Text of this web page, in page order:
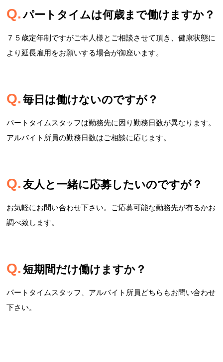
パートタイムは何歳まで働けますか？
７５歳定年制ですがご本人様とご相談させて頂き、健康状態に
より延長雇用をお願いする場合が御座います。
毎日は働けないのですが？
パートタイムスタッフは勤務先に因り勤務日数が異なります。
アルバイト所員の勤務日数はご相談に応じます。
友人と一緒に応募したいのですが？
お気軽にお問い合わせ下さい。ご応募可能な勤務先が有るかお
調べ致します。
短期間だけ働けますか？
パートタイムスタッフ、アルバイト所員どちらもお問い合わせ
下さい。